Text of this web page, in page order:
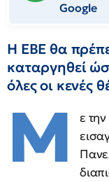
Google
Η ΕΒΕ θα
καταργηθεί
όλες οι κενές
Μ
ε